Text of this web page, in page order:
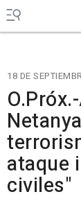
18 DE
ataque
civiles"